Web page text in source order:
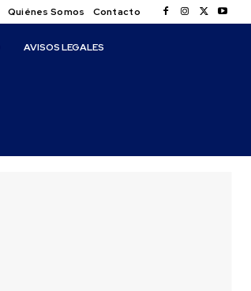
Quiénes Somos Contacto
AVISOS LEGALES